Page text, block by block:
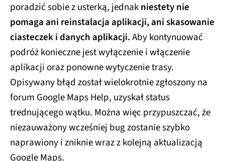
poradzić sobie z usterką, jednakniestety nie
pomaga ani reinstalacja aplikacji, ani skasowanie
ciasteczek i danych aplikacji.Aby kontynuować
podróż konieczne jest wyłączenie i włączenie
aplikacji oraz ponowne wytyczenie trasy.
Opisywany błąd został wielokrotnie zgłoszony na
forum Google Maps Help, uzyskał status
trednującego wątku. Można więc przypuszczać, że
niezauważony wcześniej bug zostanie szybko
naprawiony i zniknie wraz z kolejną aktualizacją
Google Maps.